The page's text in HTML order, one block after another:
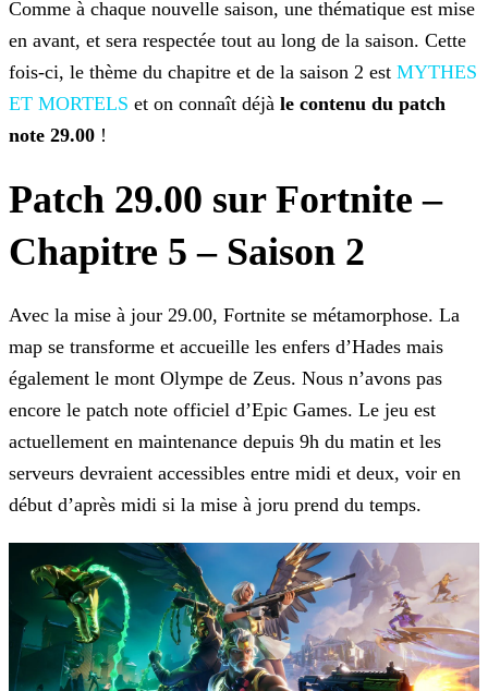
Comme à chaque nouvelle saison, une thématique est mise
en avant, et sera respectée tout au long de la saison. Cette
fois-ci, le thème du chapitre et de la saison 2 est MYTHES
ET MORTELS et on connaît déjà le contenu du patch
note 29.00 !
Patch 29.00 sur Fortnite –
Chapitre 5 – Saison 2
Avec la mise à jour 29.00, Fortnite se métamorphose. La
map se transforme et accueille les enfers d’Hades mais
également le mont Olympe de Zeus. Nous n’avons pas
encore le patch note officiel d’Epic Games. Le jeu est
actuellement en maintenance depuis 9h du matin et les
serveurs devraient accessibles entre midi et deux, voir en
début d’après midi si la mise à joru prend du temps.